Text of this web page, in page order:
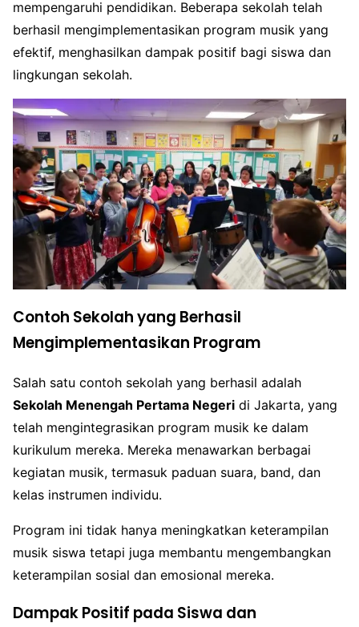
mempengaruhi pendidikan. Beberapa sekolah telah
berhasil mengimplementasikan program musik yang
efektif, menghasilkan dampak positif bagi siswa dan
lingkungan sekolah.
Contoh Sekolah yang Berhasil
Mengimplementasikan Program
Salah satu contoh sekolah yang berhasil adalah
Sekolah Menengah Pertama Negeri di Jakarta, yang
telah mengintegrasikan program musik ke dalam
kurikulum mereka. Mereka menawarkan berbagai
kegiatan musik, termasuk paduan suara, band, dan
kelas instrumen individu.
Program ini tidak hanya meningkatkan keterampilan
musik siswa tetapi juga membantu mengembangkan
keterampilan sosial dan emosional mereka.
Dampak Positif pada Siswa dan